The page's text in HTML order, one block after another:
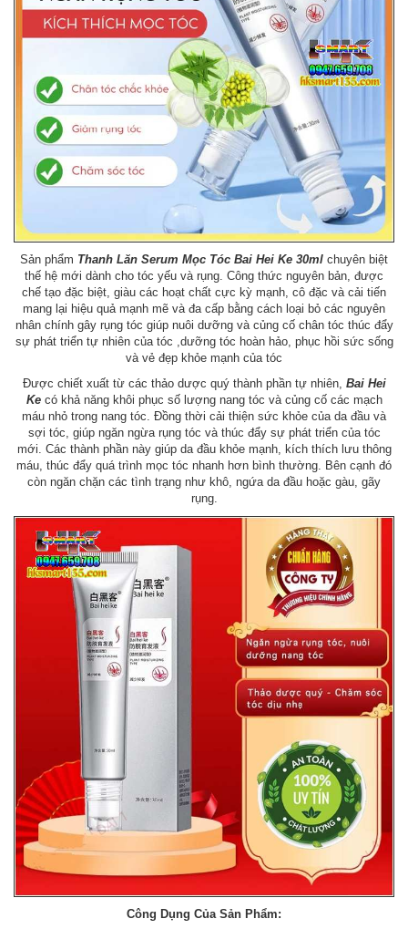
Sản phẩm Thanh Lăn Serum Mọc Tóc Bai Hei Ke 30ml chuyên biệt
thế hệ mới dành cho tóc yếu và rụng. Công thức nguyên bản, được
chế tạo đặc biệt, giàu các hoạt chất cực kỳ mạnh, cô đặc và cải tiến
mang lại hiệu quả mạnh mẽ và đa cấp bằng cách loại bỏ các nguyên
nhân chính gây rụng tóc giúp nuôi dưỡng và củng cố chân tóc thúc đẩy
sự phát triển tự nhiên của tóc ,dưỡng tóc hoàn hảo, phục hồi sức sống
và vẻ đẹp khỏe mạnh của tóc
Được chiết xuất từ các thảo dược quý thành phần tự nhiên, Bai Hei
Kecó khả năng khôi phục số lượng nang tóc và củng cố các mạch
máu nhỏ trong nang tóc. Đồng thời cải thiện sức khỏe của da đầu và
sợi tóc, giúp ngăn ngừa rụng tóc và thúc đẩy sự phát triển của tóc
mới. Các thành phần này giúp da đầu khỏe mạnh, kích thích lưu thông
máu, thúc đẩy quá trình mọc tóc nhanh hơn bình thường. Bên cạnh đó
còn ngăn chặn các tình trạng như khô, ngứa da đầu hoặc gàu, gãy
rụng.
Công Dụng Của Sản Phẩm: